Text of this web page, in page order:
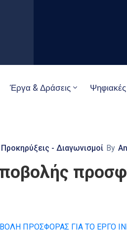
Έργα & Δράσεις
Προκηρύξεις - Διαγωνισμοί By
ΠΡΟΣΦΟΡΑΣ ΓΙΑ ΤΟ ΕΡΓΟ